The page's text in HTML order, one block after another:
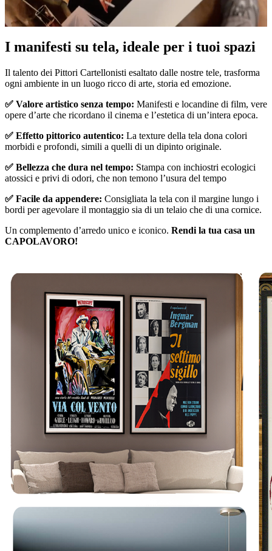
Pause
I manifesti su tela, ideale per i tuoi spazi
Il talento dei Pittori Cartellonisti esaltato dalle nostre tele, trasforma
ogni ambiente in un luogo ricco di arte, storia ed emozione.
✅ Valore artistico senza tempo: Manifesti e locandine di film, vere
opere d’arte che ricordano il cinema e l’estetica di un’intera epoca.
✅ Effetto pittorico autentico: La texture della tela dona colori
morbidi e profondi, simili a quelli di un dipinto originale.
✅ Bellezza che dura nel tempo: Stampa con inchiostri ecologici
atossici e privi di odori, che non temono l’usura del tempo
✅ Facile da appendere: Consigliata la tela con il margine lungo i
bordi per agevolare il montaggio sia di un telaio che di una cornice.
Un complemento d’arredo unico e iconico. Rendi la tua casa un
CAPOLAVORO!